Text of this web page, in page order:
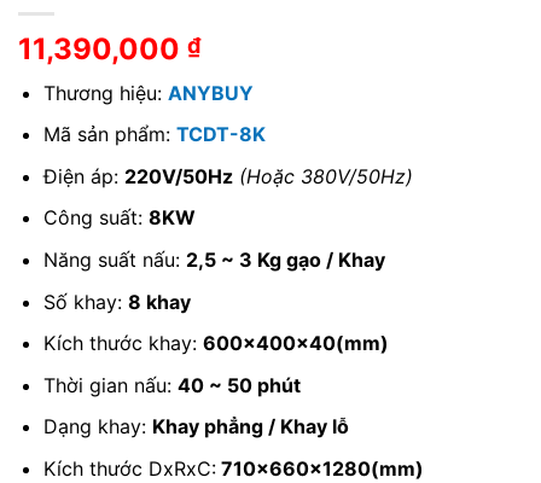
11,390,000 ₫
Thương hiệu: ANYBUY
Mã sản phẩm: TCDT-8K
Điện áp: 220V/50Hz (Hoặc 380V/50Hz)
Công suất: 8KW
Năng suất nấu: 2,5 ~ 3 Kg gạo / Khay
Số khay: 8 khay
Kích thước khay: 600x400x40(mm)
Thời gian nấu: 40 ~ 50 phút
Dạng khay: Khay phẳng / Khay lỗ
Kích thước DxRxC:710x660x1280(mm)